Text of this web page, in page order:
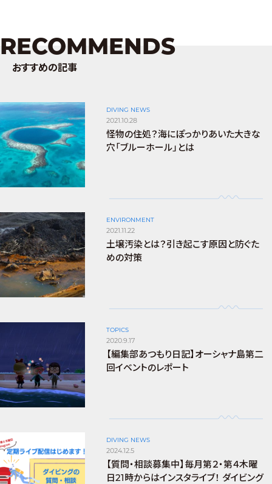
RECOMMENDS
おすすめの記事
DIVING NEWS
2021.10.28
怪物の住処？海にぽっかりあいた大きな
穴「ブルーホール」とは
ENVIRONMENT
2021.11.22
土壌汚染とは？引き起こす原因と防ぐた
めの対策
TOPICS
2020.9.17
【編集部あつもり日記】オーシャナ島第二
回イベントのレポート
DIVING NEWS
2024.12.5
【質問・相談募集中】毎月第２・第４木曜
日21時からはインスタライブ！ ダイビング